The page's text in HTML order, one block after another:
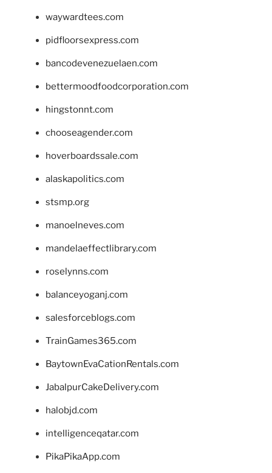
waywardtees.com
pidfloorsexpress.com
bancodevenezuelaen.com
bettermoodfoodcorporation.com
hingstonnt.com
chooseagender.com
hoverboardssale.com
alaskapolitics.com
stsmp.org
manoelneves.com
mandelaeffectlibrary.com
roselynns.com
balanceyoganj.com
salesforceblogs.com
TrainGames365.com
BaytownEvaCationRentals.com
JabalpurCakeDelivery.com
halobjd.com
intelligenceqatar.com
PikaPikaApp.com